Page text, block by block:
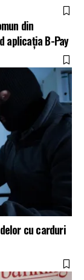
din
aplicația B-Pay
cu carduri